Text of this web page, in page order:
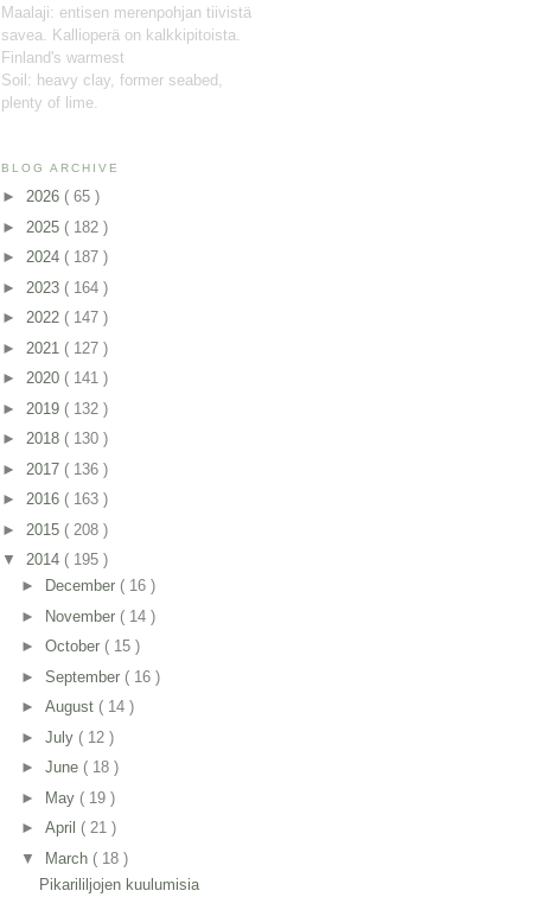
Maalaji: entisen merenpohjan tiivistä
savea. Kallioperä on kalkkipitoista.
Finland's warmest
Soil: heavy clay, former seabed,
plenty of lime.
BLOG ARCHIVE
► 2026 ( 65 )
► 2025 ( 182 )
► 2024 ( 187 )
► 2023 ( 164 )
► 2022 ( 147 )
► 2021 ( 127 )
► 2020 ( 141 )
► 2019 ( 132 )
► 2018 ( 130 )
► 2017 ( 136 )
► 2016 ( 163 )
► 2015 ( 208 )
▼ 2014 ( 195 )
►
December ( 16 )
►
November ( 14 )
► October ( 15 )
► September ( 16 )
► August ( 14 )
► July ( 12 )
► June ( 18 )
►
May ( 19 )
► April ( 21 )
▼
March ( 18 )
Pikarililjojen kuulumisia